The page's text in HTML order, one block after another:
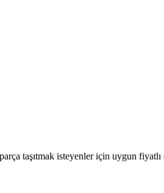
taşıtmak isteyenler için uygun fiyatlı